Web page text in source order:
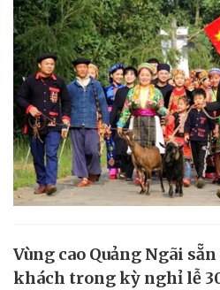
Vùng cao Quảng Ngãi
khách trong kỳ nghỉ lễ